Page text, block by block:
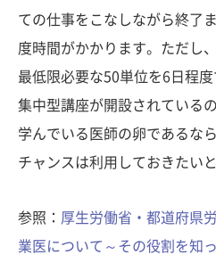
ての仕事をこなしながら終了
度時間がかかります。ただし
最低限必要な50単位を6日程
集中型講座が開設されている
学んでいる医師の卵であるな
チャンスは利用しておきたい
参照： 厚生労働省・都道府県
業医について～その役割を知